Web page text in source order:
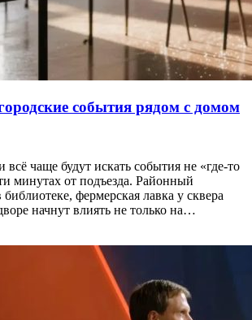
события рядом с домом
чаще будут искать события не «где-то
минутах от подъезда. Районный
фермерская лавка у сквера
начнут влиять не только на…